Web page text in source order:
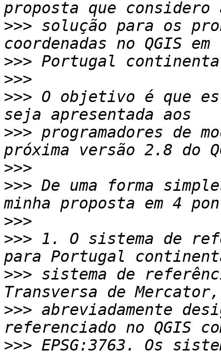
>>> solução para os
>>>
>>>
>>> O objetivo é que
>>> programadores de
>>>
>>> De uma forma
>>>
>>> 1. O sistema de
>>> sistema de
>>> abreviadamente
>>> EPSG:3763. Os